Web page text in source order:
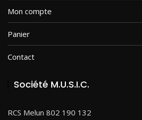
Mon compte
Panier
Contact
Société M.U.S.I.C.
RCS Melun 802 190 132